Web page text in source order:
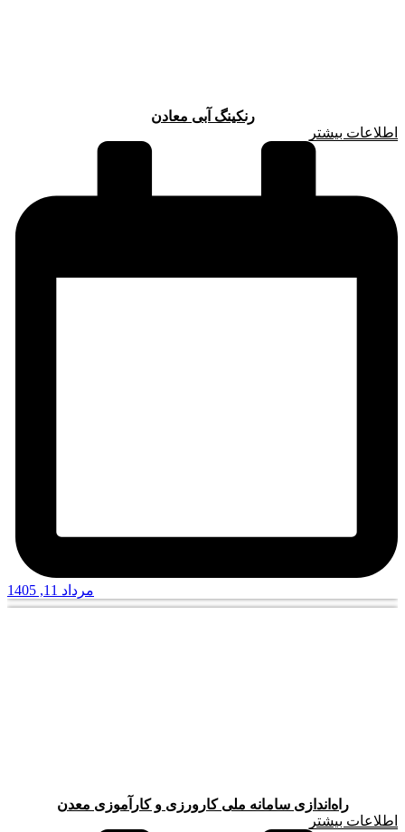
رنکینگ آبی معادن
اطلاعات بیشتر
مرداد 11, 1405
راه‌اندازی سامانه ملی کارورزی و کارآموزی معدن
اطلاعات بیشتر